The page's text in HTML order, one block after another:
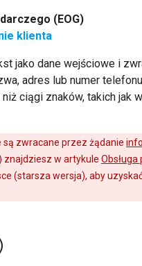
(EOG)
klienta
jako dane wejściowe i
adres lub numer
ciągi znaków, takich jak
są zwracane przez żądanie
znajdziesz w artykule Obsługa
(starsza wersja), aby